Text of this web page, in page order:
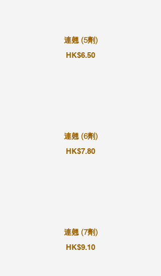
連翹 (5劑)
HK$6.50
連翹 (6劑)
HK$7.80
連翹 (7劑)
HK$9.10